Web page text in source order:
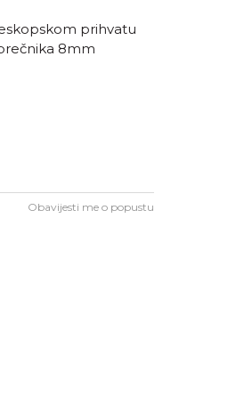
prihvatu
8mm
Obavijesti me o popustu